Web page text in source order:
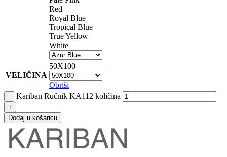
Red
Royal Blue
Tropical Blue
True Yellow
White
VELIČINA
50X100
Obriši
Kariban Ručnik KA112 količina
Dodaj u košaricu